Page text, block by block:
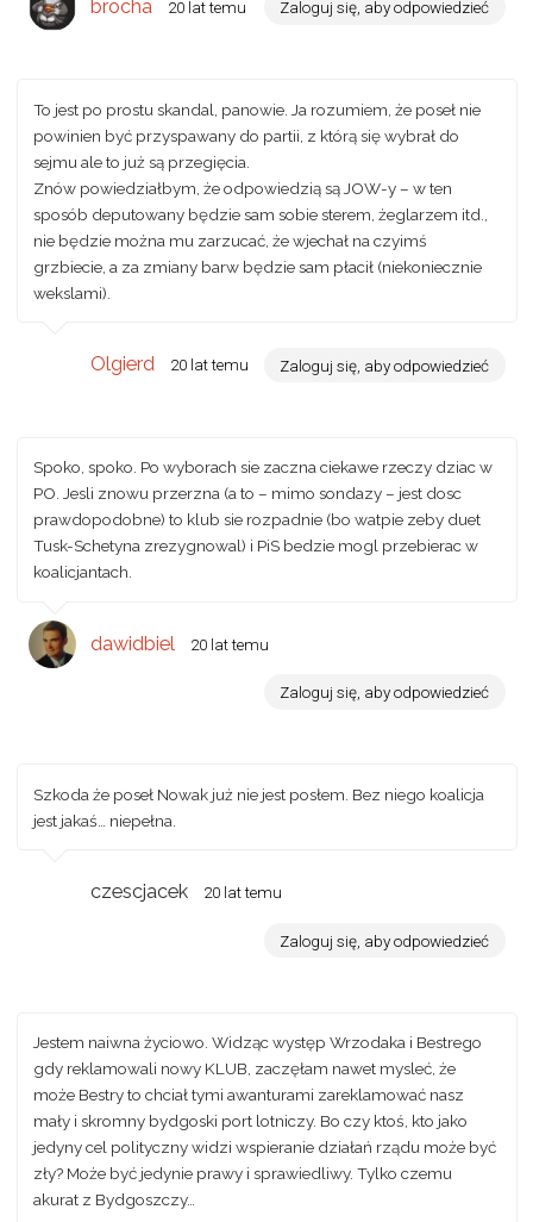
brocha 20 lat temu Zaloguj się, aby odpowiedzieć
To jest po prostu skandal, panowie. Ja rozumiem, że poseł nie
powinien być przyspawany do partii, z którą się wybrał do
sejmu ale to już są przegięcia.
Znów powiedziałbym, że odpowiedzią są JOW-y – w ten
sposób deputowany będzie sam sobie sterem, żeglarzem itd.,
nie będzie można mu zarzucać, że wjechał na czyimś
grzbiecie, a za zmiany barw będzie sam płacił (niekoniecznie
wekslami).
Olgierd 20 lat temu Zaloguj się, aby odpowiedzieć
Spoko, spoko. Po wyborach sie zaczna ciekawe rzeczy dziac w
PO. Jesli znowu przerzna (a to – mimo sondazy – jest dosc
prawdopodobne) to klub sie rozpadnie (bo watpie zeby duet
Tusk-Schetyna zrezygnowal) i PiS bedzie mogl przebierac w
koalicjantach.
dawidbiel 20 lat temu
Zaloguj się, aby odpowiedzieć
Szkoda że poseł Nowak już nie jest posłem. Bez niego koalicja
jest jakaś… niepełna.
czescjacek 20 lat temu
Zaloguj się, aby odpowiedzieć
Jestem naiwna życiowo. Widząc występ Wrzodaka i Bestrego
gdy reklamowali nowy KLUB, zaczęłam nawet mysleć, że
może Bestry to chciał tymi awanturami zareklamować nasz
mały i skromny bydgoski port lotniczy. Bo czy ktoś, kto jako
jedyny cel polityczny widzi wspieranie działań rządu może być
zły? Może być jedynie prawy i sprawiedliwy. Tylko czemu
akurat z Bydgoszczy…